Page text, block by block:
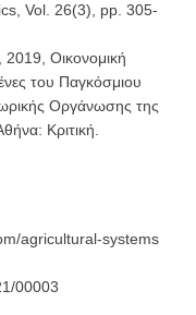
Vol. 26(3), pp. 305-
Οικονομική
του Παγκόσμιου
Οργάνωσης της
Κριτική.
agricultural-systems
00003